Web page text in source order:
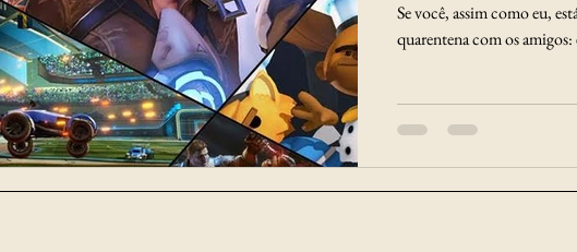
Se você, assim como eu,
quarentena com os